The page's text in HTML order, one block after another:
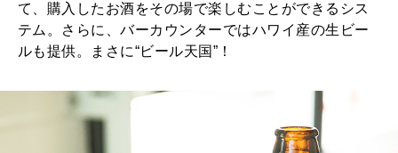
て、購入したお酒をその場で楽しむことができるシス
テム。さらに、バーカウンターではハワイ産の生ビー
ルも提供。まさに“ビール天国”！